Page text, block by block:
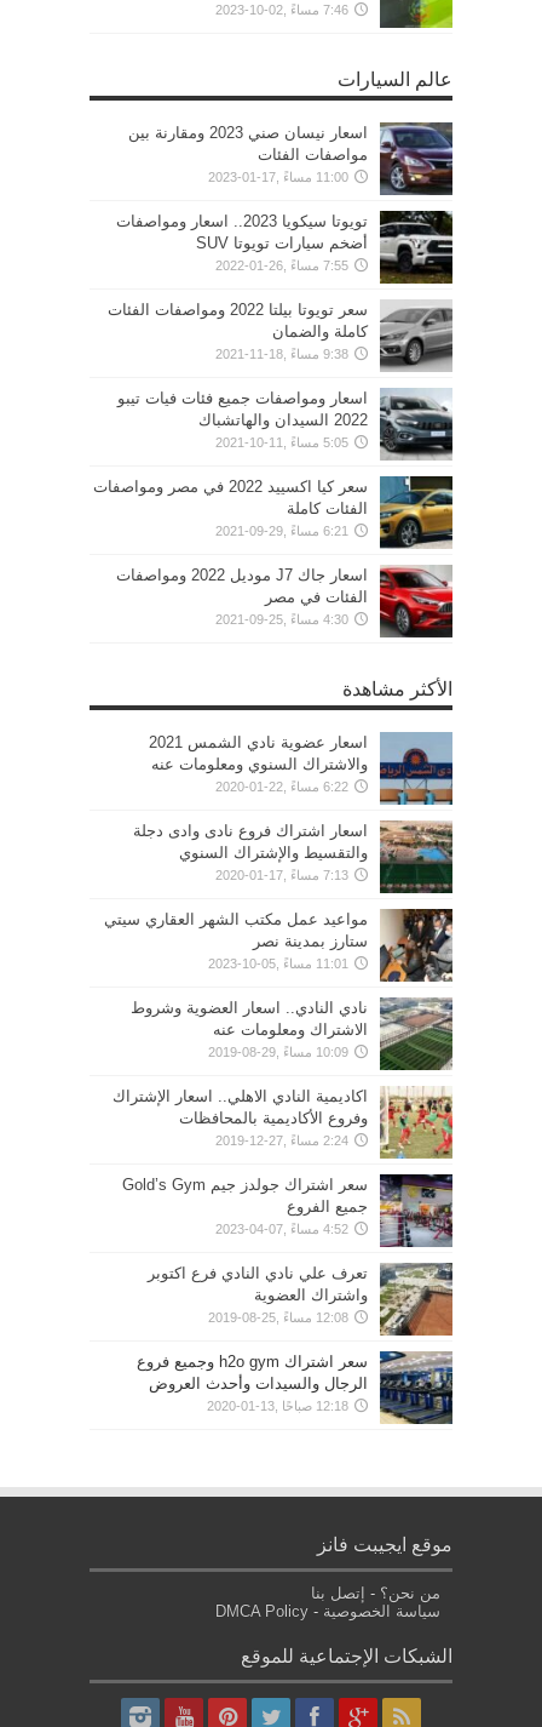
7:46 مساءً ,02-10-2023
عالم السيارات
اسعار نيسان صني 2023 ومقارنة بين
مواصفات الفئات
11:00 مساءً ,17-01-2023
تويوتا سيكويا 2023.. اسعار ومواصفات
أضخم سيارات تويوتا SUV
7:55 مساءً ,26-01-2022
سعر تويوتا بيلتا 2022 ومواصفات الفئات
كاملة والضمان
9:38 مساءً ,18-11-2021
اسعار ومواصفات جميع فئات فيات تيبو
2022 السيدان والهاتشباك
5:05 مساءً ,11-10-2021
سعر كيا اكسييد 2022 في مصر ومواصفات
الفئات كاملة
6:21 مساءً ,29-09-2021
اسعار جاك J7 موديل 2022 ومواصفات
الفئات في مصر
4:30 مساءً ,25-09-2021
الأكثر مشاهدة
اسعار عضوية نادي الشمس 2021
والاشتراك السنوي ومعلومات عنه
6:22 مساءً ,22-01-2020
اسعار اشتراك فروع نادى وادى دجلة
والتقسيط والإشتراك السنوي
7:13 مساءً ,17-01-2020
مواعيد عمل مكتب الشهر العقاري سيتي
ستارز بمدينة نصر
11:01 مساءً ,05-10-2023
نادي النادي.. اسعار العضوية وشروط
الاشتراك ومعلومات عنه
10:09 مساءً ,29-08-2019
اكاديمية النادي الاهلي.. اسعار الإشتراك
وفروع الأكاديمية بالمحافظات
2:24 مساءً ,27-12-2019
سعر اشتراك جولدز جيم Gold’s Gym
جميع الفروع
4:52 مساءً ,07-04-2023
تعرف علي نادي النادي فرع اكتوبر
واشتراك العضوية
12:08 مساءً ,25-08-2019
سعر اشتراك h2o gym وجميع فروع
الرجال والسيدات وأحدث العروض
12:18 صباحًا ,13-01-2020
موقع ايجيبت فانز
من نحن؟ - إتصل بنا
سياسة الخصوصية -
DMCA Policy
الشبكات الإجتماعية للموقع